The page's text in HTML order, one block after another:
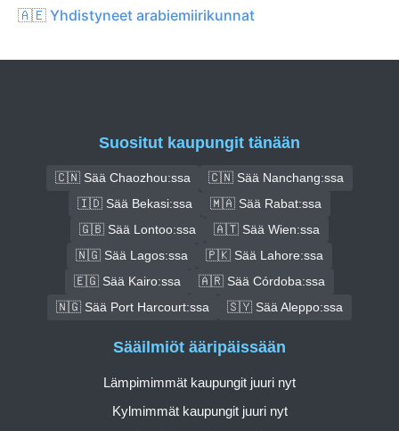
🇦🇪 Yhdistyneet arabiemiirikunnat
Suositut kaupungit tänään
🇨🇳 Sää Chaozhou:ssa
🇨🇳 Sää Nanchang:ssa
🇮🇩 Sää Bekasi:ssa
🇲🇦 Sää Rabat:ssa
🇬🇧 Sää Lontoo:ssa
🇦🇹 Sää Wien:ssa
🇳🇬 Sää Lagos:ssa
🇵🇰 Sää Lahore:ssa
🇪🇬 Sää Kairo:ssa
🇦🇷 Sää Córdoba:ssa
🇳🇬 Sää Port Harcourt:ssa
🇸🇾 Sää Aleppo:ssa
Sääilmiöt ääripäissään
Lämpimimmät kaupungit juuri nyt
Kylmimmät kaupungit juuri nyt